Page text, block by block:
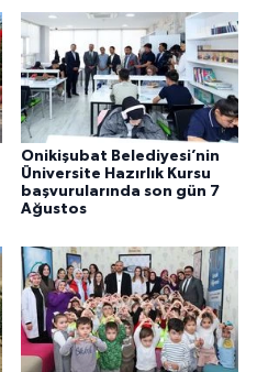
Onikişubat Belediyesi’nin
Üniversite Hazırlık Kursu
başvurularında son gün 7
Ağustos